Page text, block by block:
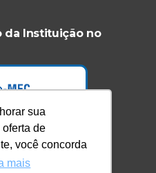
sua
de
você concorda
mais
da Instituição no